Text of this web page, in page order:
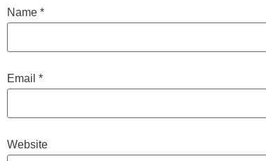
Name *
Email *
Website